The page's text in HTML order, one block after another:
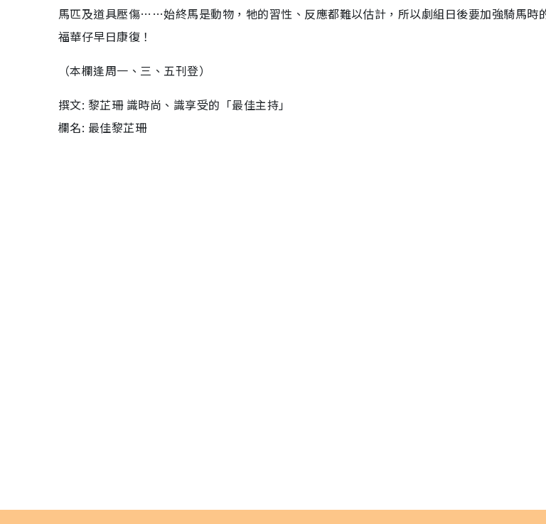
馬匹及道具壓傷……始終馬是動物，牠的習性、反應都難以估計，所以劇組日後要加強騎馬時
福華仔早日康復！
（本欄逢周一、三、五刊登）
撰文: 黎芷珊 識時尚、識享受的「最佳主持」
欄名: 最佳黎芷珊